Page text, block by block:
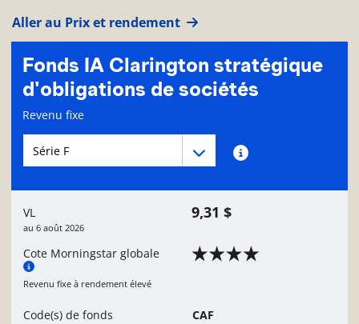
Aller au Prix et rendement
Fonds IA Clarington stratégique
d'obligations de sociétés
Page d'informations sur le fonds
Revenu fixe
Menu déroulant des séries du Fonds
Menu déroulant des séries du Fonds
VL
au 6 août 2026
9,31 $
Cote Morningstar globale
Revenu fixe à rendement élevé
Code(s) de fonds
CAF